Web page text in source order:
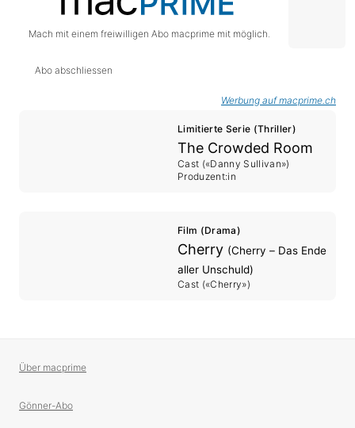
Mach mit einem freiwilligen Abo macprime mit möglich.
Abo abschliessen
Werbung auf macprime.ch
Limitierte Serie (Thriller)
The Crowded Room
Cast («Danny Sullivan»)
Produzent:in
Film (Drama)
Cherry (Cherry – Das Ende
aller Unschuld)
Cast («Cherry»)
Über macprime
Gönner-Abo